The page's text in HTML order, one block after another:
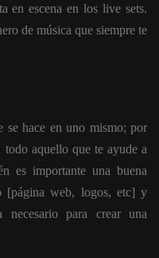
en escena en los live sets.
de música que siempre te
se hace en uno mismo; por
aquello que te ayude a
es importante una buena
[página web, logos, etc] y
para crear una